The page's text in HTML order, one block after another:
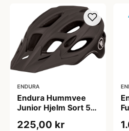
ENDURA
Endura Hummvee
Junior Hjelm Sort 51-
225,00 kr